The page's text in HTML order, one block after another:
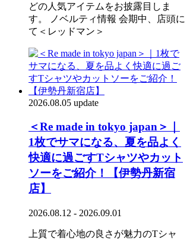
どの人気アイテムをお披露目しま
す。 ノベルティ情報 会期中、店頭に
て＜レッドマン＞
2026.08.05 update
＜Re made in tokyo japan＞｜
1枚でサマになる、夏を品よく
快適に過ごすTシャツやカット
ソーをご紹介！【伊勢丹新宿
店】
2026.08.12 - 2026.09.01
上質で着心地の良さが魅力のTシャ